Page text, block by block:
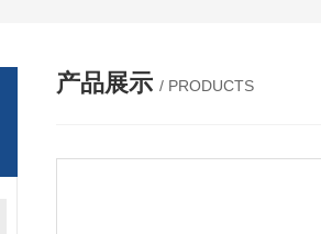
产品展示 / PRODUCTS